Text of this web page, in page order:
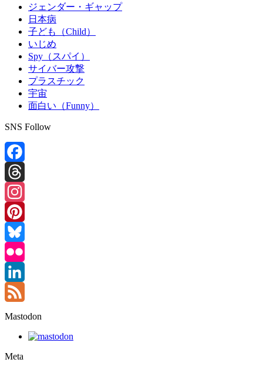
ジェンダー・ギャップ
日本病
子ども（Child）
いじめ
Spy（スパイ）
サイバー攻撃
プラスチック
宇宙
面白い（Funny）
SNS Follow
Facebook
Threads
Instagram
Pinterest
Bluesky
Flickr
LinkedIn
Feed
Mastodon
Meta